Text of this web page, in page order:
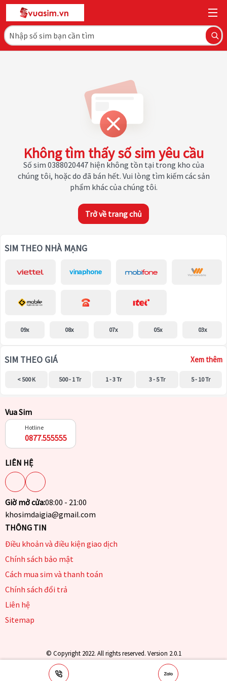
Không tìm thấy số sim yêu cầu
Số sim 0388020447 hiện không tồn tại trong kho của
chúng tôi, hoặc do đã bán hết. Vui lòng tìm kiếm các sản
phẩm khác của chúng tôi.
Trở về trang chủ
SIM THEO NHÀ MẠNG
09x 08x 07x 05x 03x
SIM THEO GIÁ Xem thêm
< 500 K 500 - 1 Tr 1 - 3 Tr 3 - 5 Tr 5 - 10 Tr
Vua Sim
Hotline
0877.555555
LIÊN HỆ
Giờ mở cửa:08:00 - 21:00
khosimdaigia@gmail.com
THÔNG TIN
Điều khoản và điều kiện giao dịch
Chính sách bảo mật
Cách mua sim và thanh toán
Chính sách đổi trả
Liên hệ
Sitemap
© Copyright 2022. All rights reserved. Version 2.0.1